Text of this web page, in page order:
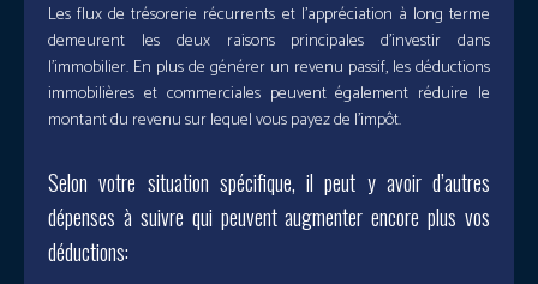
Les flux de trésorerie récurrents et l’appréciation à long terme
demeurent les deux raisons principales d’investir dans
l’immobilier. En plus de générer un revenu passif, les déductions
immobilières et commerciales peuvent également réduire le
montant du revenu sur lequel vous payez de l’impôt.
Selon votre situation spécifique, il peut y avoir d’autres
dépenses à suivre qui peuvent augmenter encore plus vos
déductions: